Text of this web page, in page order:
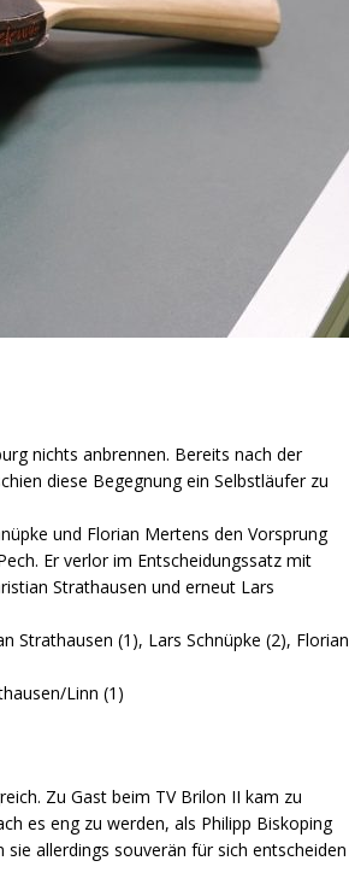
nichts anbrennen. Bereits nach der
diese Begegnung ein Selbstläufer zu
und Florian Mertens den Vorsprung
Er verlor im Entscheidungssatz mit
Strathausen und erneut Lars
Strathausen (1), Lars Schnüpke (2), Florian
Linn (1)
Zu Gast beim TV Brilon II kam zu
es eng zu werden, als Philipp Biskoping
allerdings souverän für sich entscheiden